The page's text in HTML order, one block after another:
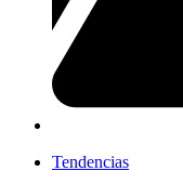
Tendencias